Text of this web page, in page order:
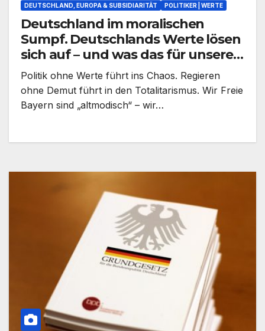
DEUTSCHLAND, EUROPA & SUBSIDIARITÄT POLITIKER | WERTE
Deutschland im moralischen
Sumpf. Deutschlands Werte lösen
sich auf – und was das für unsere
Zukunft bedeutet!
Politik ohne Werte führt ins Chaos. Regieren
ohne Demut führt in den Totalitarismus. Wir Freie
Bayern sind „altmodisch“ – wir…